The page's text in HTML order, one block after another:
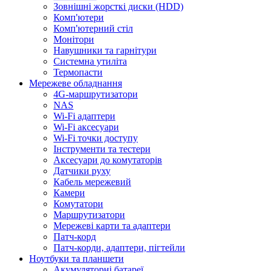
Зовнішні жорсткі диски (HDD)
Комп'ютери
Комп'ютерний стіл
Монітори
Навушники та гарнітури
Системна утиліта
Термопасти
Мережеве обладнання
4G-маршрутизатори
NAS
Wi-Fi адаптери
Wi-Fi аксесуари
Wi-Fi точки доступу
Інструменти та тестери
Аксесуари до комутаторів
Датчики руху
Кабель мережевий
Камери
Комутатори
Маршрутизатори
Мережеві карти та адаптери
Патч-корд
Патч-корди, адаптери, пігтейли
Ноутбуки та планшети